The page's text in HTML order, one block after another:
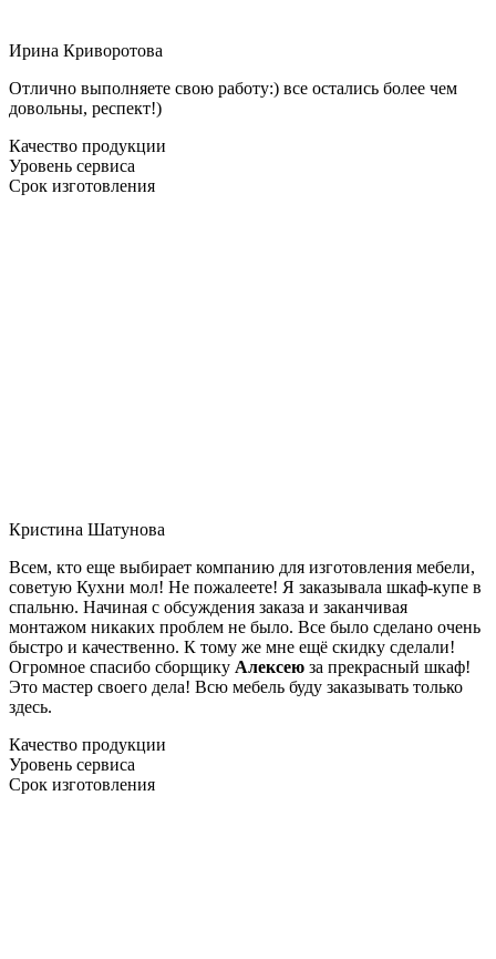
Ирина Криворотова
Отлично выполняете свою работу:) все остались более чем
довольны, респект!)
Качество продукции
Уровень сервиса
Срок изготовления
Кристина Шатунова
Всем, кто еще выбирает компанию для изготовления мебели,
советую Кухни мол! Не пожалеете! Я заказывала шкаф-купе в
спальню. Начиная с обсуждения заказа и заканчивая
монтажом никаких проблем не было. Все было сделано очень
быстро и качественно. К тому же мне ещё скидку сделали!
Огромное спасибо сборщику Алексею за прекрасный шкаф!
Это мастер своего дела! Всю мебель буду заказывать только
здесь.
Качество продукции
Уровень сервиса
Срок изготовления